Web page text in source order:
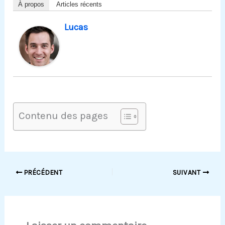
À propos Articles récents
Lucas
Contenu des pages
PRÉCÉDENT SUIVANT